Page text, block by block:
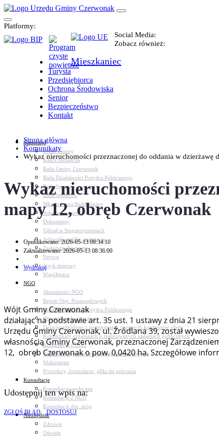
Platformy:
Social Media:
Zobacz również:
Mieszkaniec
Turysta
Przedsiębiorca
Ochrona Środowiska
Senior
Bezpieczeństwo
Kontakt
Samorząd
Urząd Gminy
Kadra zarządcza
Rada Gminy Czerwonak
Rada Działalności Pożytku Publicznego
Rada Sportu
Rada Seniorów
Młodzieżowa Rada Gminy
Sołectwa i osiedla
Dokumenty
Udział w Stowarzyszeniach
Jednostki, spółki, instytucje
Zasłużeni dla gminy
Petycje
Język migowy
Współpraca
NGO
Aktualności NGO
Rejestr Org. Pozarządowych
Rada Działalności Pożytku Publicznego
Otwarte konkursy ofert
Dotacje udzielone z pominięciem otwartych konkursów ofert
Komunikaty organizacji o realizowanych zadaniach publicznych
Konsultacje z NGO
Centrum Wsparcia Organizacji Pozarządowych
Wolontariat
Procedury, formularze, pliki do pobrania
Konsultacje
Konsultacje społeczne
Konsultacje z NGO
Konsultacje dot. dróg
Niezbędnik
Zdrowie
Oświata
Strona główna
Komunikaty
Wykaz nieruchomości przeznaczonej do oddania w dzierżawę
Wykaz nieruchomości
mapy 12, obręb Czerwonak
Opublikowano: 2026-05-13 08:34:10
Zaktualizowano: 2026-05-13 08:36:00
Wydrukuj
Wójt Gminy Czerwonak
działając na podstawie art. 35 ust. 1 ustawy z dnia 21
Urzędu Gminy Czerwonak, ul. Źródlana 39, został
własnością Gminy Czerwonak, przeznaczonej
12, obręb Czerwonak o pow. 0,0420 ha. Szczegółowe
Udostępnij ten wpis na:
ZGŁOŚ BŁĄD DOSTOSUJ